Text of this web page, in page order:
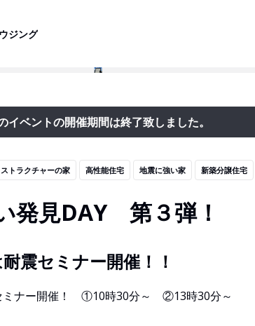
ジング
イベントの開催期間は終了致しました。
トラクチャーの家 高性能住宅 地震に強い家 新築分譲住宅
発見DAY 第３弾！
震セミナー開催！！
ミナー開催！ ①10時30分～ ②13時30分～